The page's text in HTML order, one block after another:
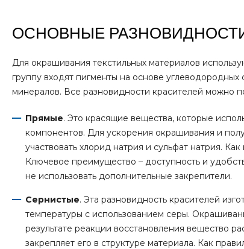
ОСНОВНЫЕ
Для окрашивания текстильных материалов
группу входят пигменты на основе
минералов. Все разновидности красителей можно
Прямые. Это красящие вещества, которые
компонентов. Для ускорения окрашивания и
участвовать хлорид натрия и сульфат натрия.
Ключевое преимущество – доступность и
не использовать дополнительные закрепители.
Сернистые. Эта разновидность красителей
температуры с использованием серы.
результате реакции восстановления вещество
закрепляет его в структуре материала. Как